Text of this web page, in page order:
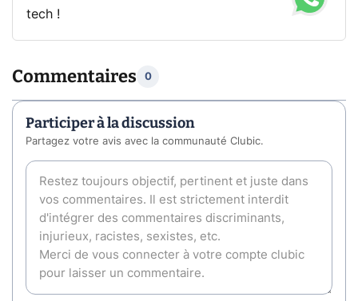
tech !
Commentaires 0
Participer à la discussion
Partagez votre avis avec la communauté Clubic.